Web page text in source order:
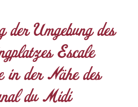
der Umgebung des
Escale
in der Nähe des
du Midi